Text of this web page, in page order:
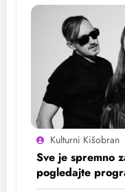
Kulturni Kišobran
Sve je spremno
pogledajte